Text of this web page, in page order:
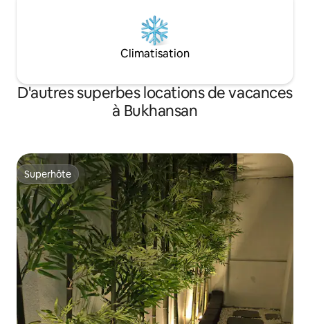
même cette hésitation est la bienvenue.
À Buam-dong, votre propre Séoul.
Dans cet endroit
a été aménagé avec
Climatisation
D'autres superbes locations de vacances
à Bukhansan
Superhôte
Superhôte